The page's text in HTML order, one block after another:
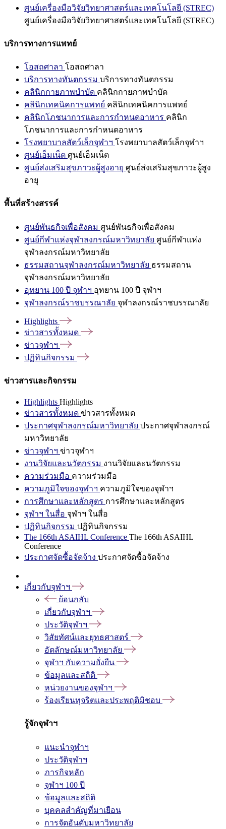
ศูนย์เครื่องมือวิจัยวิทยาศาสตร์และเทคโนโลยี (STREC)
ศูนย์เครื่องมือวิจัยวิทยาศาสตร์และเทคโนโลยี (STREC)
บริการทางการแพทย์
โอสถศาลา โอสถศาลา
บริการทางทันตกรรม บริการทางทันตกรรม
คลินิกกายภาพบำบัด คลินิกกายภาพบำบัด
คลินิกเทคนิคการแพทย์ คลินิกเทคนิคการแพทย์
คลินิกโภชนาการและการกำหนดอาหาร คลินิก
โภชนาการและการกำหนดอาหาร
โรงพยาบาลสัตว์เล็กจุฬาฯ โรงพยาบาลสัตว์เล็กจุฬาฯ
ศูนย์เอ็มเน็ต ศูนย์เอ็มเน็ต
ศูนย์ส่งเสริมสุขภาวะผู้สูงอายุ ศูนย์ส่งเสริมสุขภาวะผู้สูง
อายุ
พื้นที่สร้างสรรค์
ศูนย์พันธกิจเพื่อสังคม ศูนย์พันธกิจเพื่อสังคม
ศูนย์กีฬาแห่งจุฬาลงกรณ์มหาวิทยาลัย ศูนย์กีฬาแห่ง
จุฬาลงกรณ์มหาวิทยาลัย
ธรรมสถานจุฬาลงกรณ์มหาวิทยาลัย ธรรมสถาน
จุฬาลงกรณ์มหาวิทยาลัย
อุทยาน 100 ปี จุฬาฯ อุทยาน 100 ปี จุฬาฯ
จุฬาลงกรณ์ราชบรรณาลัย จุฬาลงกรณ์ราชบรรณาลัย
Highlights
ข่าวสารทั้งหมด
ข่าวจุฬาฯ
ปฏิทินกิจกรรม
ข่าวสารและกิจกรรม
Highlights Highlights
ข่าวสารทั้งหมด ข่าวสารทั้งหมด
ประกาศจุฬาลงกรณ์มหาวิทยาลัย ประกาศจุฬาลงกรณ์
มหาวิทยาลัย
ข่าวจุฬาฯ ข่าวจุฬาฯ
งานวิจัยและนวัตกรรม งานวิจัยและนวัตกรรม
ความร่วมมือ ความร่วมมือ
ความภูมิใจของจุฬาฯ ความภูมิใจของจุฬาฯ
การศึกษาและหลักสูตร การศึกษาและหลักสูตร
จุฬาฯ ในสื่อ จุฬาฯ ในสื่อ
ปฏิทินกิจกรรม ปฏิทินกิจกรรม
The 166th ASAIHL Conference The 166th ASAIHL
Conference
ประกาศจัดซื้อจัดจ้าง ประกาศจัดซื้อจัดจ้าง
เกี่ยวกับจุฬาฯ
ย้อนกลับ
เกี่ยวกับจุฬาฯ
ประวัติจุฬาฯ
วิสัยทัศน์และยุทธศาสตร์
อัตลักษณ์มหาวิทยาลัย
จุฬาฯ กับความยั่งยืน
ข้อมูลและสถิติ
หน่วยงานของจุฬาฯ
ร้องเรียนทุจริตและประพฤติมิชอบ
รู้จักจุฬาฯ
แนะนำจุฬาฯ
ประวัติจุฬาฯ
ภารกิจหลัก
จุฬาฯ 100 ปี
ข้อมูลและสถิติ
บุคคลสำคัญที่มาเยือน
การจัดอันดับมหาวิทยาลัย